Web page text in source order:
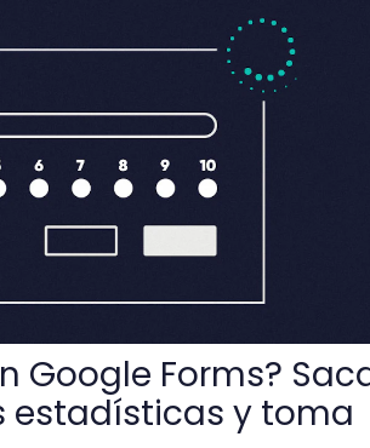
Google Forms?
estadísticas y toma